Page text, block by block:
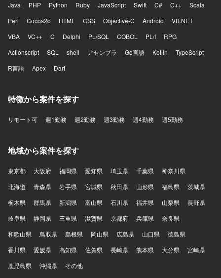
Java PHP Python Ruby JavaScript Swift C# C++
Scala
Perl
Cocos2d HTML CSS Objective-C Android
VB.NET
VBA
VC++ C Delphi PL/SQL COBOL PL/I
RPG
Actionscript
SQL shell アセンブラ Go言語 Kotlin
TypeScript
R言語
Apex Dart
特徴から案件を探す
リモート可 週1勤務 週2勤務 週3勤務 週4勤務 週5勤務
地域から案件を探す
東京都 大阪府 福岡県 愛知県 埼玉県 千葉県
神奈川県
北海道
青森県 岩手県 宮城県 秋田県 山形県 福島県
茨城県
栃木県
群馬県 新潟県 富山県 石川県 福井県 山梨県
長野県
岐阜県
静岡県 三重県 滋賀県 京都府 兵庫県
奈良県
和歌山県
鳥取県 島根県 岡山県 広島県 山口県
徳島県
香川県
愛媛県 高知県 佐賀県 長崎県 熊本県 大分県
宮崎県
鹿児島県
沖縄県 その他